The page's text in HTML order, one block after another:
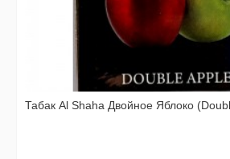
Табак Al Shaha Двойное Яблоко